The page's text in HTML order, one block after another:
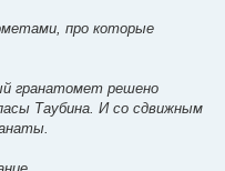
про которые
гранатомет решено
Таубина. И со сдвижным